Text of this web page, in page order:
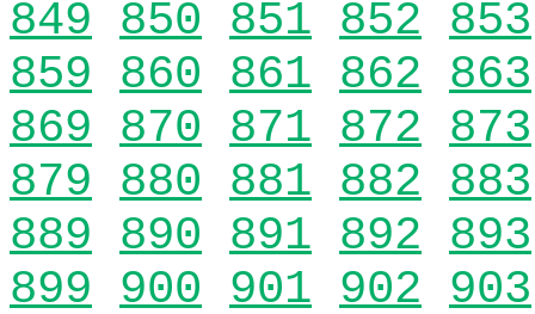
849 850 851 852 853
859 860 861 862 863
869 870 871 872 873
879 880 881 882 883
889 890 891 892 893
899 900 901 902 903